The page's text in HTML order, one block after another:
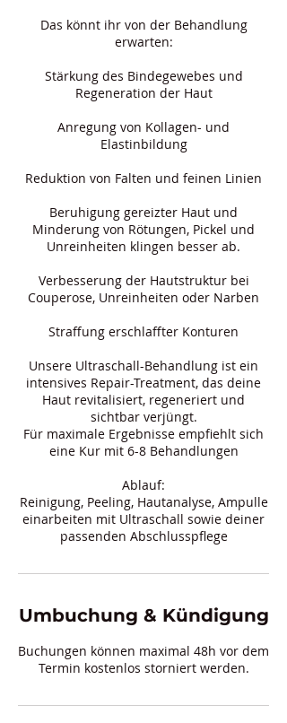
Das könnt ihr von der Behandlung
erwarten:
Stärkung des Bindegewebes und
Regeneration der Haut
Anregung von Kollagen- und
Elastinbildung
Reduktion von Falten und feinen Linien
Beruhigung gereizter Haut und
Minderung von Rötungen, Pickel und
Unreinheiten klingen besser ab.
Verbesserung der Hautstruktur bei
Couperose, Unreinheiten oder Narben
Straffung erschlaffter Konturen
Unsere Ultraschall-Behandlung ist ein
intensives Repair-Treatment, das deine
Haut revitalisiert, regeneriert und
sichtbar verjüngt.
Für maximale Ergebnisse empfiehlt sich
eine Kur mit 6-8 Behandlungen
Ablauf:
Reinigung, Peeling, Hautanalyse, Ampulle
einarbeiten mit Ultraschall sowie deiner
passenden Abschlusspflege
Umbuchung & Kündigung
Buchungen können maximal 48h vor dem
Termin kostenlos storniert werden.